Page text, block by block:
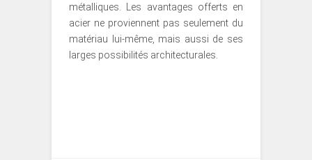
métalliques. Les avantages offerts en
acier ne proviennent pas seulement du
matériau lui-même, mais aussi de ses
larges possibilités architecturales.